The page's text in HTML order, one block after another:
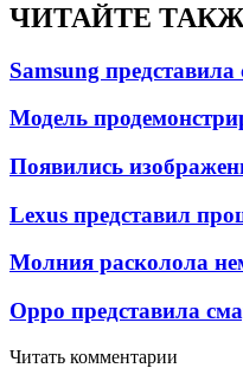
ЧИТАЙТЕ
Samsung
Модель
Появились
Lexus представил
Молния расколола
Oppo представила
Читать комментарии